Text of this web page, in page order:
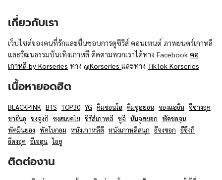
เกี่ยวกับเรา
เว็บไซต์ของคนที่รักและชื่นชอบการดูซีรีส์ คอนเทนต์ ภาพยนตร์เกาหลี
และวัฒนธรรมบันเทิงเกาหลี ติดตามพวกเราได้ทาง Facebook คอ
เกาหลี by Korseries ทาง @Korseries และทาง TikTok Korseries
เนื้อหายอดฮิต
BLACKPINK BTS TOP30 YG คิมซอนโฮ คิมซูฮยอน จองแฮอิน จีชางอุค
ชาอึนอู ซงจุงกิ ซงฮเยคโย ซีรีส์เกาหลี ซูจี นัมจูฮยอก พัคซอจุน
พัคมินยอง พัคโบกอม หนังเกาหลีดี หนังเกาหลีสนุก อีจงซอก อีซึงกิ
อีดงอุค อีเจฮุน ไอยู
ติดต่องาน